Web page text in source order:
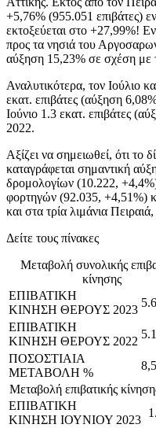
+5,76% (955.051 επιβάτες)
εκτοξεύεται στο +27,99%!
προς τα νησιά του
αύξηση 15,23% σε σχέση με
Αναλυτικότερα, τον Ιούλιο
εκατ. επιβάτες (αύξηση
Ιούνιο 1.3 εκατ. επιβάτες
2022.
Αξίζει να σημειωθεί, ότι το
καταγράφεται σημαντική
δρομολογίων (10.222,
φορτηγών (92.035, +4,51%)
και στα τρία λιμάνια
Δείτε τους πίνακες
Μεταβολή συνολικής
κίνησης
ΕΠΙΒΑΤΙΚΗ
ΚΙΝΗΣΗ ΘΕΡΟΥΣ 2023
ΕΠΙΒΑΤΙΚΗ
ΚΙΝΗΣΗ ΘΕΡΟΥΣ 2022
ΠΟΣΟΣΤΙΑΙΑ
ΜΕΤΑΒΟΛΗ %
Μεταβολή επιβατικής
ΕΠΙΒΑΤΙΚΗ
ΚΙΝΗΣΗ ΙΟΥΝΙΟΥ 2023